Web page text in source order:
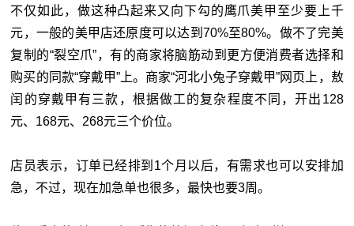
不仅如此，做这种凸起来又向下勾的鹰爪美甲至少要上千
元，一般的美甲店还原度可以达到70%至80%。做不了完美
复制的“裂空爪”，有的商家将脑筋动到更方便消费者选择和
购买的同款“穿戴甲”上。商家“河北小兔子穿戴甲”网页上，敖
闰的穿戴甲有三款，根据做工的复杂程度不同，开出128
元、168元、268元三个价位。
店员表示，订单已经排到1个月以后，有需求也可以安排加
急，不过，现在加急单也很多，最快也要3周。